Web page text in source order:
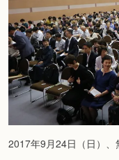
2017年9月24日（日）、